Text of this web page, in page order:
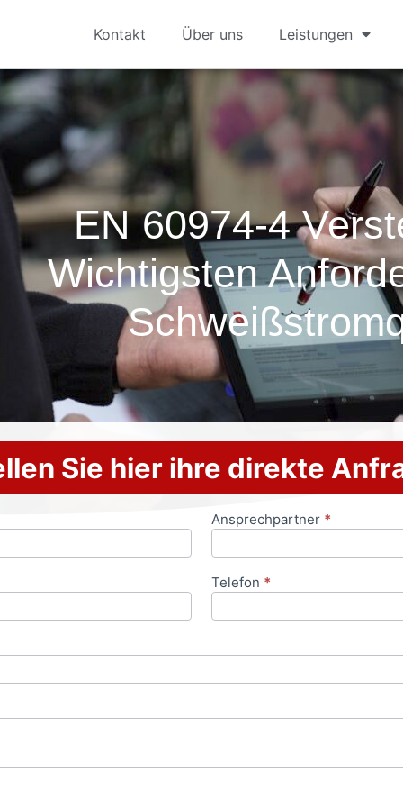
Kontakt Über uns Leistungen
EN 60974-4
Wichtigsten
Sie hier ihre direkte
Ansprechpartner *
Telefon *